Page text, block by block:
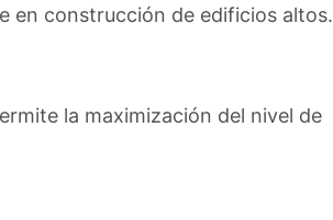
en construcción de edificios altos.
la maximización del nivel de